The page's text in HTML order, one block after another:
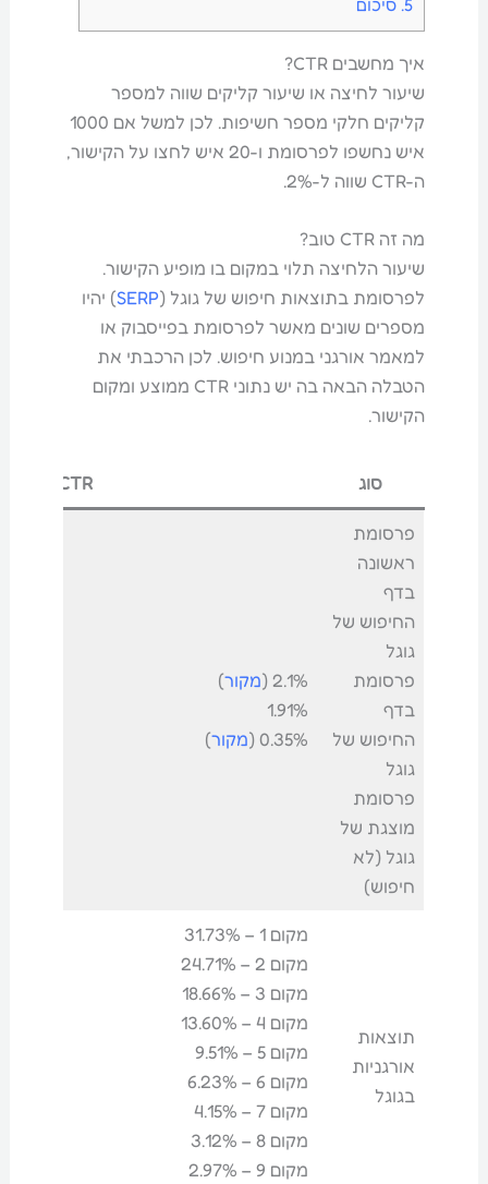
5. סיכום
איך מחשבים CTR?
שיעור לחיצה או שיעור קליקים שווה למספר
קליקים חלקי מספר חשיפות. לכן למשל אם 1000
איש נחשפו לפרסומת ו-20 איש לחצו על הקישור,
ה-CTR שווה ל-2%.
מה זה CTR טוב?
שיעור הלחיצה תלוי במקום בו מופיע הקישור.
לפרסומת בתוצאות חיפוש של גוגל (SERP) יהיו
מספרים שונים מאשר לפרסומת בפייסבוק או
למאמר אורגני במנוע חיפוש. לכן הרכבתי את
הטבלה הבאה בה יש נתוני CTR ממוצע ומקום
הקישור.
סוג CTR ממוצע
פרסומת
ראשונה
בדף
החיפוש של
גוגל
פרסומת
בדף
החיפוש של
גוגל
פרסומת
מוצגת של
גוגל (לא
חיפוש)
2.1% ( מקור)
1.91%
0.35% ( מקור)
תוצאות
אורגניות
בגוגל
מקום 1 – 31.73%
מקום 2 – 24.71%
מקום 3 – 18.66%
מקום 4 – 13.60%
מקום 5 – 9.51%
מקום 6 – 6.23%
מקום 7 – 4.15%
מקום 8 – 3.12%
מקום 9 – 2.97%